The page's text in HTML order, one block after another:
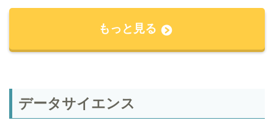
もっと見る
データサイエンス